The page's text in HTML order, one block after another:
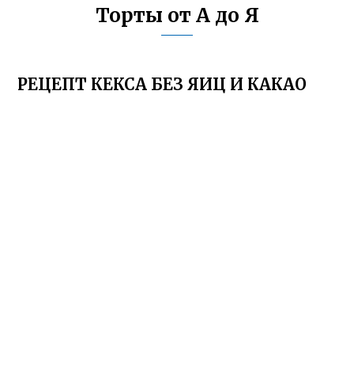
Торты от А до Я
РЕЦЕПТ КЕКСА БЕЗ ЯИЦ И КАКАО